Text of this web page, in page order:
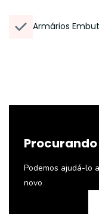
Armários
Podemos ajudá-lo
novo